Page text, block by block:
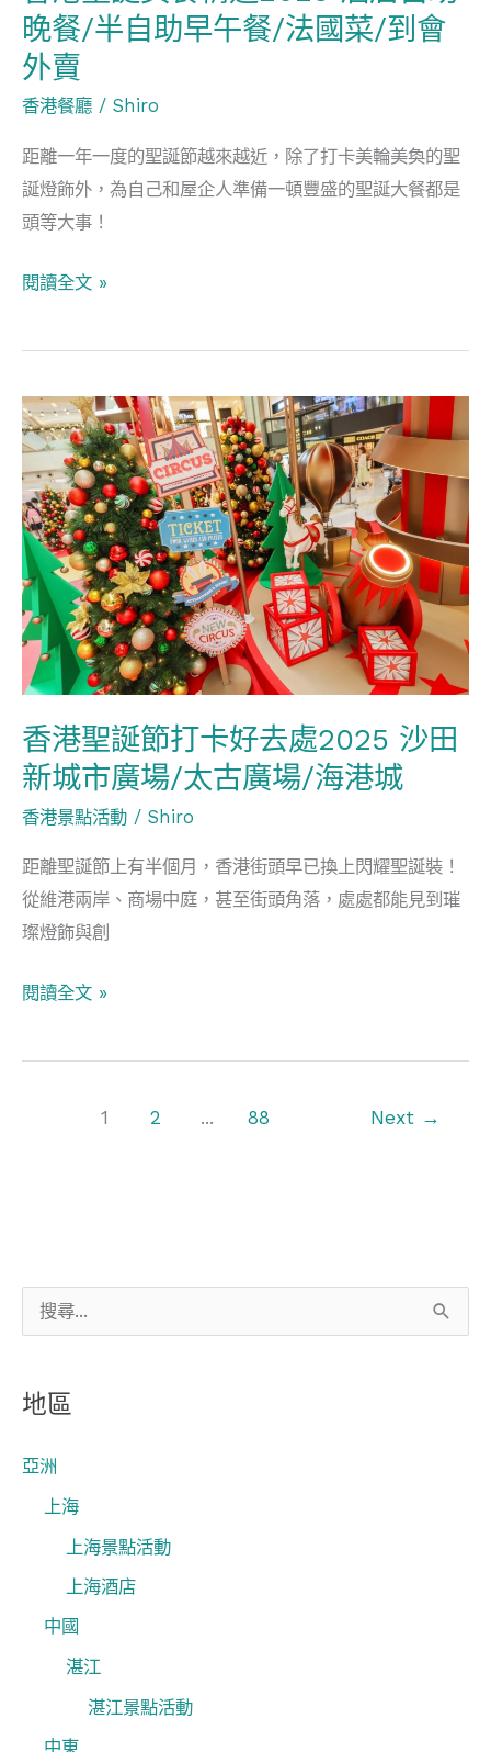
關
鍵
字
地區
亞洲
上海
上海景點活動
上海酒店
中國
湛江
湛江景點活動
中東
晚餐/半自助早午餐/法國菜/到會
外賣
香港餐廳 / Shiro
距離一年一度的聖誕節越來越近，除了打卡美輪美奐的聖
誕燈飾外，為自己和屋企人準備一頓豐盛的聖誕大餐都是
頭等大事！
自
助
半
自
助
午
法
菜/
到
會
外
賣
閱讀全文 »
香港聖誕節打卡好去處2025 沙田
新城市廣場/太古廣場/海港城
香港景點活動 / Shiro
距離聖誕節上有半個月，香港街頭早已換上閃耀聖誕裝！
從維港兩岸、商場中庭，甚至街頭角落，處處都能見到璀
璨燈飾與創
香
港
聖
誕
節
打
卡
好
去
2025
沙
田
城
市
廣
太
閱讀全文 »
1 2 ... 88 Next →